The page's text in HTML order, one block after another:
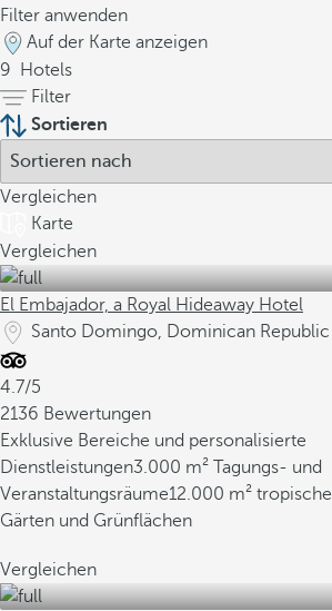
Filter anwenden
Auf der Karte anzeigen
9
Hotels
Filter
Sortieren
Vergleichen
Karte
Vergleichen
El Embajador, a Royal Hideaway Hotel
Santo Domingo, Dominican Republic
4.7/5
2136 Bewertungen
Exklusive Bereiche und personalisierte
Dienstleistungen3.000 m² Tagungs- und
Veranstaltungsräume12.000 m² tropische
Gärten und Grünflächen
Vergleichen